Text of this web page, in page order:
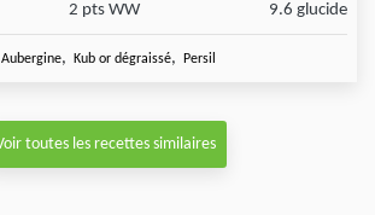
2 pts WW 9.6 glucide
Aubergine, Kub or dégraissé, Persil
toutes les recettes similaires